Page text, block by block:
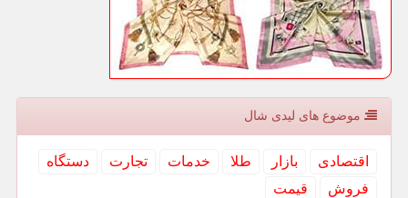
موضوع های لیدی شال
اقتصادی بازار طلا خدمات تجارت
دستگاه
فروش
قیمت